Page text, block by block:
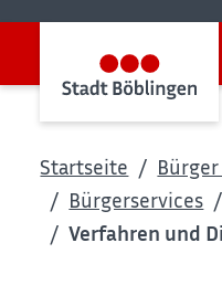
Startseite
Bürgerservices
Verfahren und